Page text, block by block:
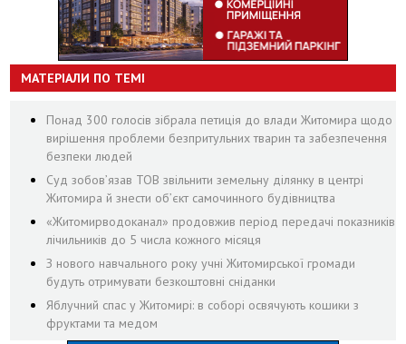
МАТЕРІАЛИ ПО ТЕМІ
Понад 300 голосів зібрала петиція до влади Житомира щодо
вирішення проблеми безпритульних тварин та забезпечення
безпеки людей
Суд зобов’язав ТОВ звільнити земельну ділянку в центрі
Житомира й знести об’єкт самочинного будівництва
«Житомирводоканал» продовжив період передачі показників
лічильників до 5 числа кожного місяця
З нового навчального року учні Житомирської громади
будуть отримувати безкоштовні сніданки
Яблучний спас у Житомирі: в соборі освячують кошики з
фруктами та медом